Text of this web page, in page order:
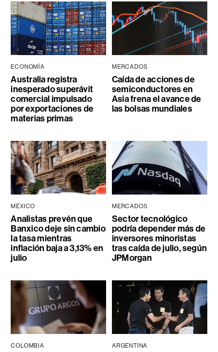
ECONOMÍA
Australia registra
inesperado superávit
comercial impulsado
por exportaciones de
materias primas
MERCADOS
Caída de acciones de
semiconductores en
Asia frena el avance de
las bolsas mundiales
MÉXICO
Analistas prevén que
Banxico deje sin cambio
la tasa mientras
inflación baja a 3,13% en
julio
MERCADOS
Sector tecnológico
podría depender más de
inversores minoristas
tras caída de julio, según
JPMorgan
COLOMBIA ARGENTINA